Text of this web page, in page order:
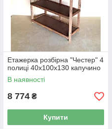
Етажерка розбірна "Честер" 4
полиці 40х100х130 капучино
В наявності
8 774 ₴
Купити